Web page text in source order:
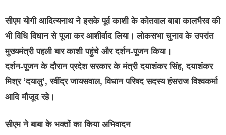
सीएम योगी आदित्यनाथ ने इसके पूर्व काशी के कोतवाल बाबा कालभैरव की
भी विधि विधान से पूजा कर आशीर्वाद लिया। लोकसभा चुनाव के उपरांत
मुख्यमंत्री पहली बार काशी पहुंचे और दर्शन-पूजन किया।
दर्शन-पूजन के दौरान प्रदेश सरकार के मंत्री दयाशंकर सिंह, दयाशंकर
मिश्र ‘दयालु’, रवींद्र जायसवाल, विधान परिषद सदस्य हंसराज विश्वकर्मा
आदि मौजूद रहे।
सीएम ने बाबा के भक्तों का किया अभिवादन